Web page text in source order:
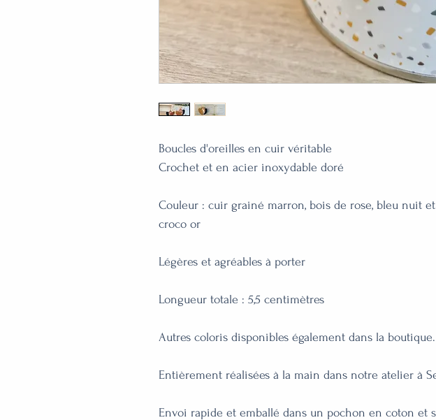
Boucles d'oreilles en cuir véritable
Crochet et en acier inoxydable doré
Couleur : cuir grainé marron, bois de rose, bleu nuit
croco or
Légères et agréables à porter
Longueur totale : 5,5 centimètres
Autres coloris disponibles également dans la boutique.
Entièrement réalisées à la main dans notre atelier à
Envoi rapide et emballé dans un pochon en coton et